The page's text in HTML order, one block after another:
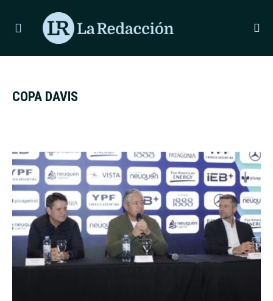
ÚLTIMAS NOTICIASLIONEL MESSI LLEGÓ A ROSARIO PARA
COPA DAVIS